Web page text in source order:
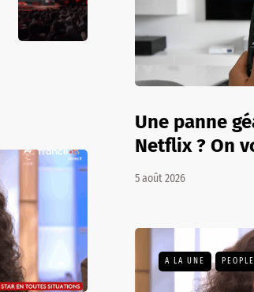
Une panne
Netflix ? On
5 août 2026
A LA UNE PEOPLE